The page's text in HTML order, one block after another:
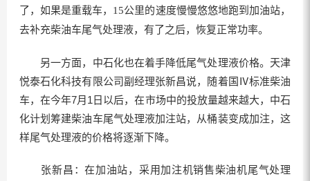
了，如果是重载车，15公里的速度慢慢悠悠地跑到加油站，
去补充柴油车尾气处理液，有了之后，恢复正常功率。
另一方面，中石化也在着手降低尾气处理液价格。天津
悦泰石化科技有限公司副经理张新昌说，随着国Ⅳ标准柴油
车，在今年7月1日以后，在市场中的投放量越来越大，中石
化计划筹建柴油车尾气处理液加注站，从桶装变成加注，这
样尾气处理液的价格将逐渐下降。
张新昌：在加油站，采用加注机销售柴油机尾气处理